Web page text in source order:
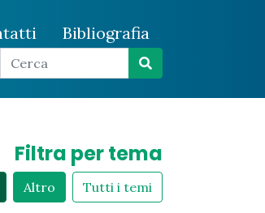
Bibliografia
Filtra per tema
Altro Tutti i temi